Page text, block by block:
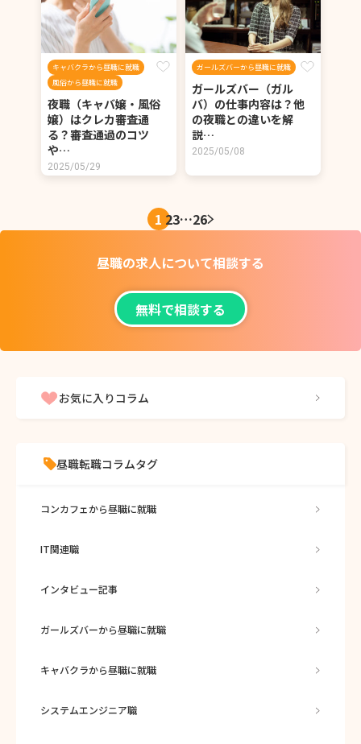
キャバクラから昼職に就職
風俗から昼職に就職
夜職（キャバ嬢・風俗
嬢）はクレカ審査通
る？審査通過のコツ
や…
2025/05/29
ガールズバーから昼職に就職
ガールズバー（ガル
バ）の仕事内容は？他
の夜職との違いを解
説…
2025/05/08
1 23…26
昼職の求人について相談する
無料で相談する
お気に入りコラム
昼職転職コラムタグ
コンカフェから昼職に就職
IT関連職
インタビュー記事
ガールズバーから昼職に就職
キャバクラから昼職に就職
システムエンジニア職